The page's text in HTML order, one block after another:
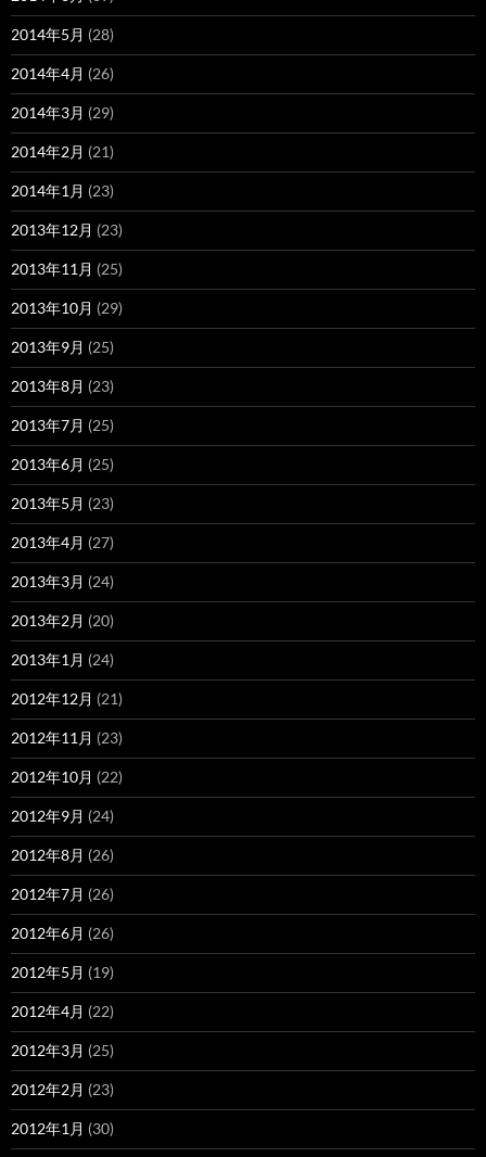
2014年5月 (28)
2014年4月 (26)
2014年3月 (29)
2014年2月 (21)
2014年1月 (23)
2013年12月 (23)
2013年11月 (25)
2013年10月 (29)
2013年9月 (25)
2013年8月 (23)
2013年7月 (25)
2013年6月 (25)
2013年5月 (23)
2013年4月 (27)
2013年3月 (24)
2013年2月 (20)
2013年1月 (24)
2012年12月 (21)
2012年11月 (23)
2012年10月 (22)
2012年9月 (24)
2012年8月 (26)
2012年7月 (26)
2012年6月 (26)
2012年5月 (19)
2012年4月 (22)
2012年3月 (25)
2012年2月 (23)
2012年1月 (30)